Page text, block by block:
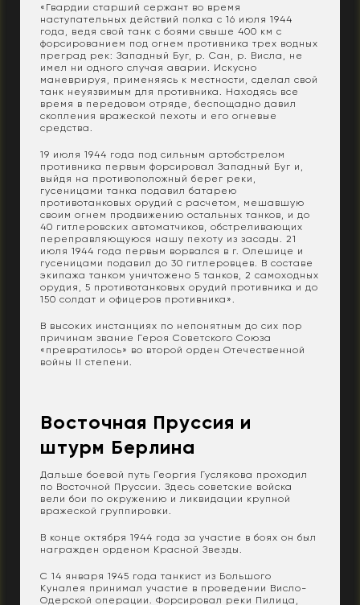
«Гвардии старший сержант во время
наступательных действий полка с 16 июля 1944
года, ведя свой танк с боями свыше 400 км с
форсированием под огнем противника трех водных
преград рек: Западный Буг, р. Сан, р. Висла, не
имел ни одного случая аварии. Искусно
маневрируя, применяясь к местности, сделал свой
танк неуязвимым для противника. Находясь все
время в передовом отряде, беспощадно давил
скопления вражеской пехоты и его огневые
средства.
19 июля 1944 года под сильным артобстрелом
противника первым форсировал Западный Буг и,
выйдя на противоположный берег реки,
гусеницами танка подавил батарею
противотанковых орудий с расчетом, мешавшую
своим огнем продвижению остальных танков, и до
40 гитлеровских автоматчиков, обстреливающих
переправляющуюся нашу пехоту из засады. 21
июля 1944 года первым ворвался в г. Олешице и
гусеницами подавил до 30 гитлеровцев. В составе
экипажа танком уничтожено 5 танков, 2 самоходных
орудия, 5 противотанковых орудий противника и до
150 солдат и офицеров противника».
В высоких инстанциях по непонятным до сих пор
причинам звание Героя Советского Союза
«превратилось» во второй орден Отечественной
войны II степени.
Восточная Пруссия и
штурм Берлина
Дальше боевой путь Георгия Гуслякова проходил
по Восточной Пруссии. Здесь советские войска
вели бои по окружению и ликвидации крупной
вражеской группировки.
В конце октября 1944 года за участие в боях он был
награжден орденом Красной Звезды.
С 14 января 1945 года танкист из Большого
Куналея принимал участие в проведении Висло-
Одерской операции. Форсировал реки Пилица,